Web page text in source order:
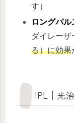
す）
ロングパ
ダイレーザ
る）に効果
IPL｜光